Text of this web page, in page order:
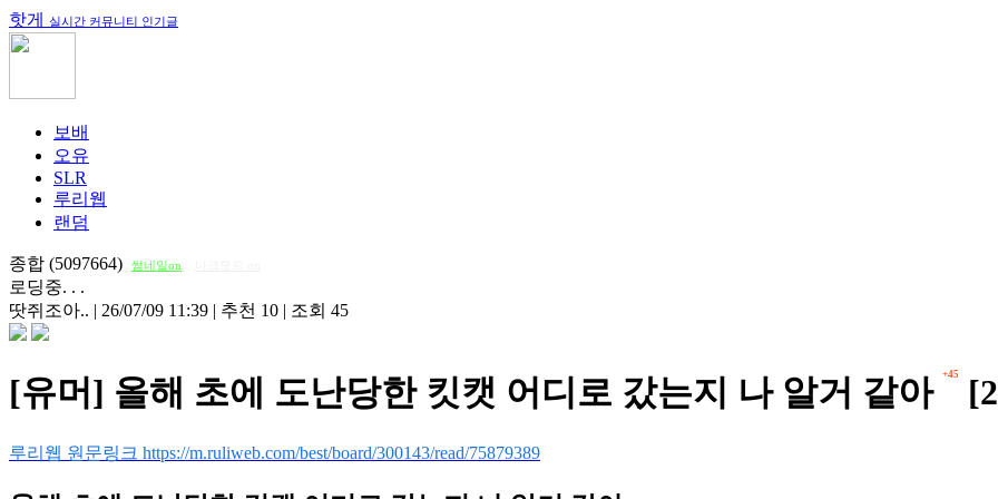
핫게 실시간 커뮤니티 인기글
보배
오유
SLR
루리웹
랜덤
종합 (5097664) 썸네일on
로딩중. . .
땃쥐조아.. | 26/07/09 11:39 | 추천 10 | 조회 45
[유머] 올해 초에 도난당한 킷캣 어디로 갔는지 나 알거 같아 +45
루리웹 원문링크 https://m.ruliweb.com/best/board/300143/read/75879389